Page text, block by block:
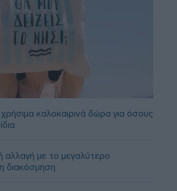
καλοκαιρινά δώρα για όσους
αλλαγή με το μεγαλύτερο
διακόσμηση